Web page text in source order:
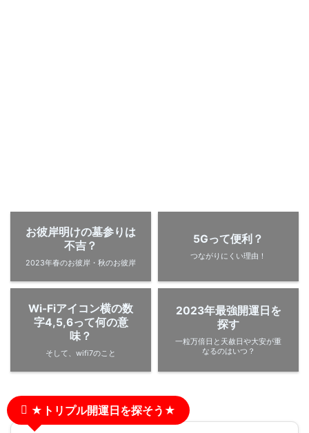
お彼岸明けの墓参りは
不吉？
2023年春のお彼岸・秋のお彼岸
5Gって便利？
つながりにくい理由！
Wi-Fiアイコン横の数
字4,5,6って何の意
味？
そして、wifi7のこと
2023年最強開運日を
探す
一粒万倍日と天赦日や大安が重
なるのはいつ？
★トリプル開運日を探そう★